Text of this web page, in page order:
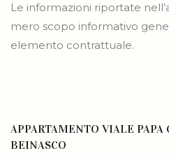
Le informazioni riportate
mero scopo informativo
elemento contrattuale.
APPARTAMENTO VIALE
BEINASCO